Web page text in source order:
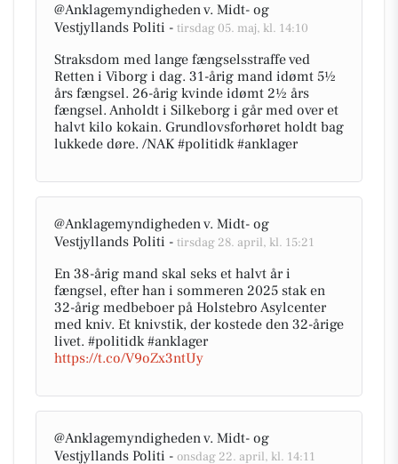
@Anklagemyndigheden v. Midt- og
Vestjyllands Politi - tirsdag 05. maj, kl. 14:10
Straksdom med lange fængselsstraffe ved
Retten i Viborg i dag. 31-årig mand idømt 5½
års fængsel. 26-årig kvinde idømt 2½ års
fængsel. Anholdt i Silkeborg i går med over et
halvt kilo kokain. Grundlovsforhøret holdt bag
lukkede døre. /NAK #politidk #anklager
@Anklagemyndigheden v. Midt- og
Vestjyllands Politi - tirsdag 28. april, kl. 15:21
En 38-årig mand skal seks et halvt år i
fængsel, efter han i sommeren 2025 stak en
32-årig medbeboer på Holstebro Asylcenter
med kniv. Et knivstik, der kostede den 32-årige
livet. #politidk #anklager
https://t.co/V9oZx3ntUy
@Anklagemyndigheden v. Midt- og
Vestjyllands Politi - onsdag 22. april, kl. 14:11